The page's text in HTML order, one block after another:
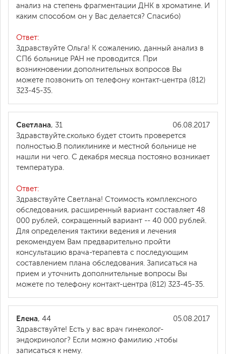
анализ на степень фрагментации ДНК в хроматине. И
каким способом он у Вас делается? Спасибо)
Ответ:
Здравствуйте Ольга! К сожалению, данный анализ в
СПб больнице РАН не проводится. При
возникновении дополнительных вопросов Вы
можете позвонить оп телефону контакт-центра (812)
323-45-35.
06.08.2017
Светлана, 31
Здравствуйте.сколько будет стоить проверется
полностью.В поликлинике и местной больнице не
нашли ни чего. С декабря месяца постояно возникает
температура.
Ответ:
Здравствуйте Светлана! Стоимость комплексного
обследования, расширенный вариант составляет 48
000 рублей, сокращенный вариант -- 40 000 рублей.
Для определения тактики ведения и лечения
рекомендуем Вам предварительно пройти
консультацию врача-терапевта с последующим
составлением плана обследования. Записаться на
прием и уточнить дополнительные вопросы Вы
можете по телефону контакт-центра (812) 323-45-35.
05.08.2017
Елена, 44
Здравствуйте! Есть у вас врач гинеколог-
эндокринолог? Если можно фамилию ,чтобы
записаться к нему.